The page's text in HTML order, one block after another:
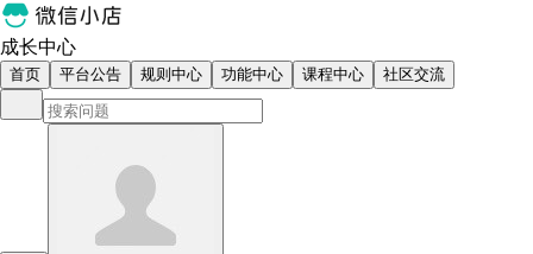
成长中心
首页 平台公告 规则中心 功能中心 课程中心 社区交流